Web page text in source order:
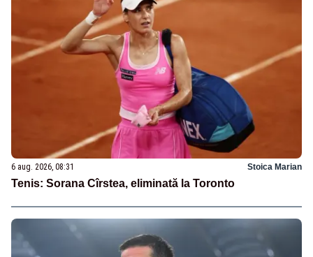
6 aug. 2026, 08:31 Stoica Marian
Tenis: Sorana Cîrstea, eliminată la Toronto